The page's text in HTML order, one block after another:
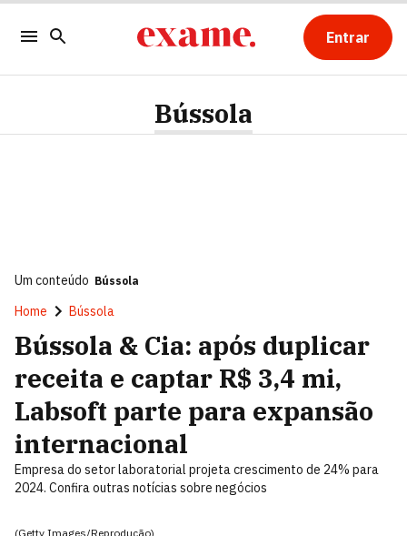
Entrar
Bússola
Um conteúdo Bússola
Home Bússola
Bússola & Cia: após duplicar
receita e captar R$ 3,4 mi,
Labsoft parte para expansão
internacional
Empresa do setor laboratorial projeta crescimento de 24% para
2024. Confira outras notícias sobre negócios
(Getty Images/Reprodução)